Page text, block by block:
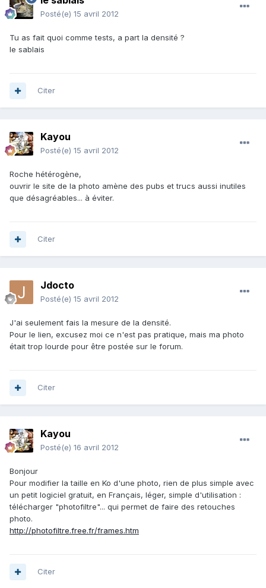
Posté(e) 15 avril 2012
Tu as fait quoi comme tests, a part la densité ?
le sablais
Citer
Kayou
Posté(e) 15 avril 2012
Roche hétérogène,
ouvrir le site de la photo amène des pubs et trucs aussi inutiles
que désagréables... à éviter.
Citer
Jdocto
Posté(e) 15 avril 2012
J'ai seulement fais la mesure de la densité.
Pour le lien, excusez moi ce n'est pas pratique, mais ma photo
était trop lourde pour être postée sur le forum.
Citer
Kayou
Posté(e) 16 avril 2012
Bonjour
Pour modifier la taille en Ko d'une photo, rien de plus simple avec
un petit logiciel gratuit, en Français, léger, simple d'utilisation :
télécharger "photofiltre"... qui permet de faire des retouches
photo.
http://photofiltre.free.fr/frames.htm
Citer